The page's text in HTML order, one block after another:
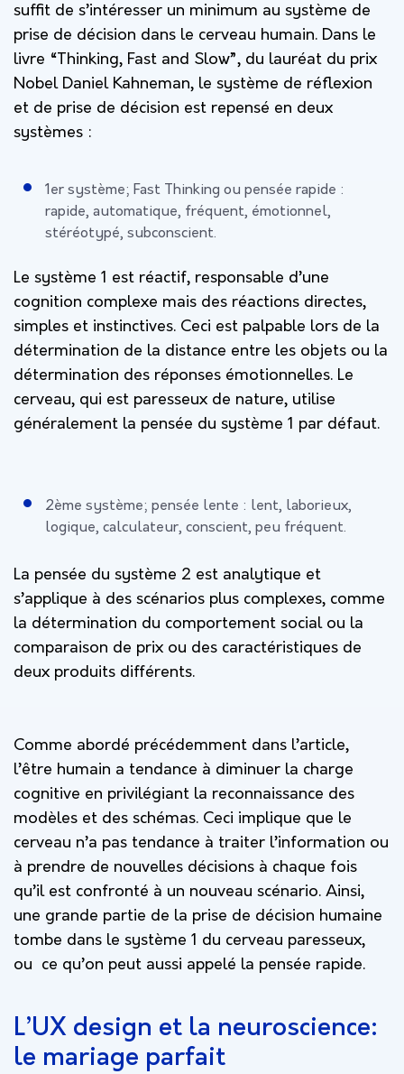
suffit de s’intéresser un minimum au système de
prise de décision dans le cerveau humain. Dans le
livre “Thinking, Fast and Slow”, du lauréat du prix
Nobel Daniel Kahneman, le système de réflexion
et de prise de décision est repensé en deux
systèmes :
1er système; Fast Thinking ou pensée rapide :
rapide, automatique, fréquent, émotionnel,
stéréotypé, subconscient.
Le système 1 est réactif, responsable d’une
cognition complexe mais des réactions directes,
simples et instinctives. Ceci est palpable lors de la
détermination de la distance entre les objets ou la
détermination des réponses émotionnelles. Le
cerveau, qui est paresseux de nature, utilise
généralement la pensée du système 1 par défaut.
2ème système; pensée lente : lent, laborieux,
logique, calculateur, conscient, peu fréquent.
La pensée du système 2 est analytique et
s’applique à des scénarios plus complexes, comme
la détermination du comportement social ou la
comparaison de prix ou des caractéristiques de
deux produits différents.
Comme abordé précédemment dans l’article,
l’être humain a tendance à diminuer la charge
cognitive en privilégiant la reconnaissance des
modèles et des schémas. Ceci implique que le
cerveau n’a pas tendance à traiter l’information ou
à prendre de nouvelles décisions à chaque fois
qu’il est confronté à un nouveau scénario. Ainsi,
une grande partie de la prise de décision humaine
tombe dans le système 1 du cerveau paresseux,
ou ce qu’on peut aussi appelé la pensée rapide.
L’UX design et la neuroscience:
le mariage parfait